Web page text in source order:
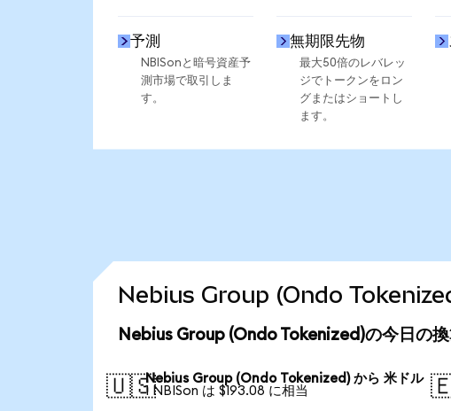
予測
NBISonと暗号資産予
測市場で取引しま
す。
無期限先物
最大50倍のレバレッ
ジでトークンをロン
グまたはショートし
ます。
Nebius Group (Ondo Tokenized)
Nebius Group (Ondo Tokenized)の今日の
🇺🇸Nebius Group (Ondo Tokenized) から 米ドル
1 NBISon は $193.08 に相当